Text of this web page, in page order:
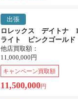
出張
ロレックス デイトナ
ライト ピンクゴールド
他店買取額：
11,000,000円
キャンペーン買取額
11,500,000円